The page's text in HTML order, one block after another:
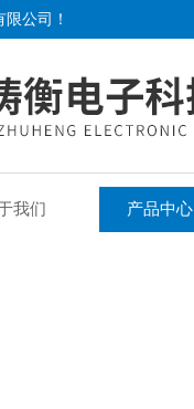
公司！
我们 产品中心